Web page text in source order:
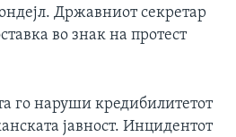
Државниот секретар
во знак на протест
го наруши кредибилитетот
јавност. Инцидентот